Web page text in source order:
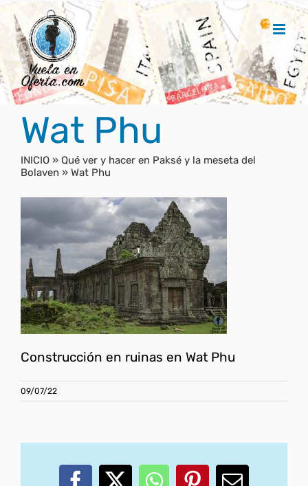
Saltar
contenido
Wat Phu
INICIO » Qué ver y hacer en Paksé y la meseta del
Bolaven » Wat Phu
Construcción en ruinas en Wat Phu
09/07/22